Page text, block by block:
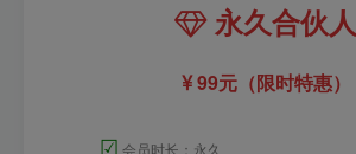
永久合伙人
99元（限时特惠）
☑ 会员时长：永久